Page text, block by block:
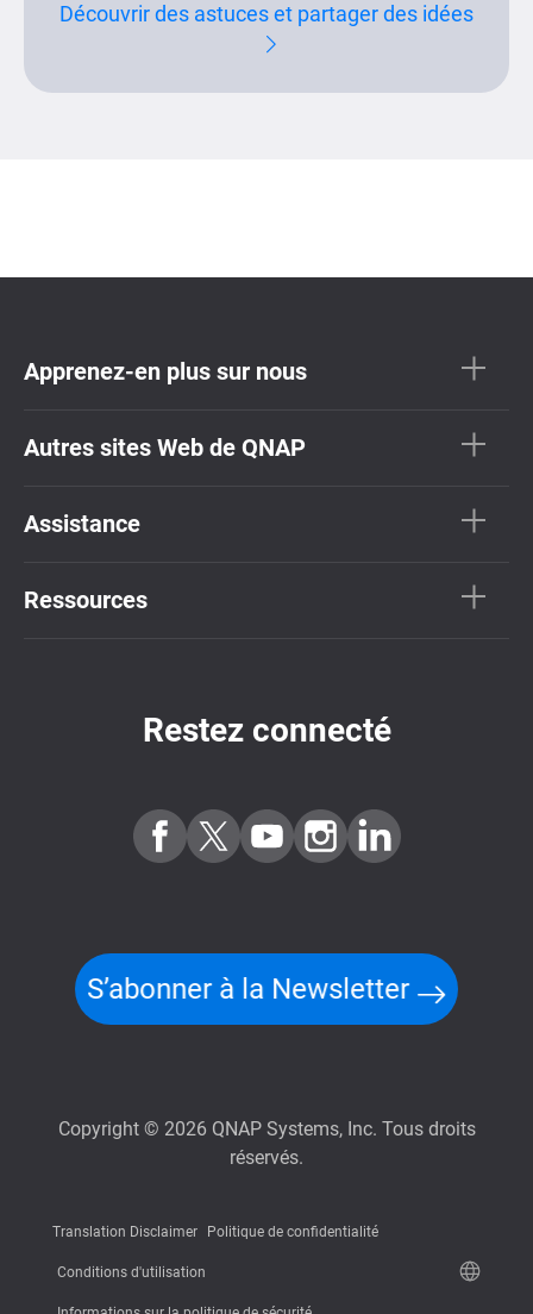
Découvrir des astuces et partager des idées
Apprenez-en plus sur nous
Autres sites Web de QNAP
Assistance
Ressources
Restez connecté
S’abonner à la Newsletter
Copyright © 2026 QNAP Systems, Inc. Tous droits
réservés.
Translation Disclaimer Politique de confidentialité
Conditions d'utilisation